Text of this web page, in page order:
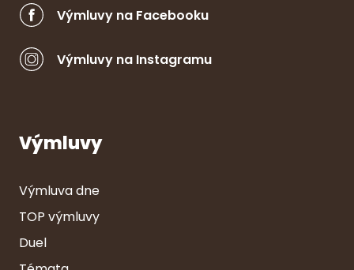
Výmluvy na Facebooku
Výmluvy na Instagramu
Výmluvy
Výmluva dne
TOP výmluvy
Duel